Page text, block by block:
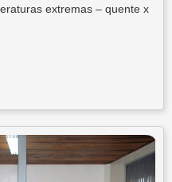
extremas – quente x